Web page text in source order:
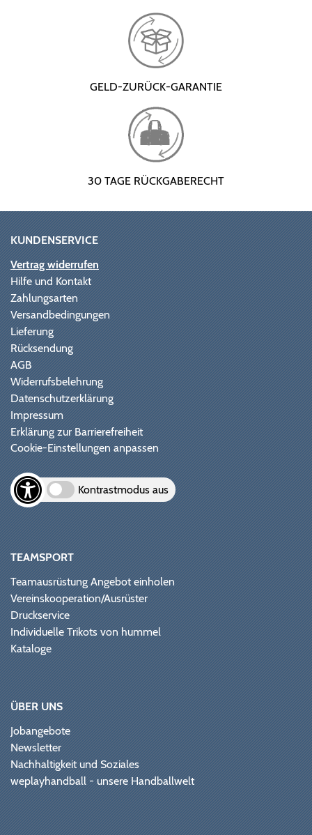
GELD-ZURÜCK-GARANTIE
30 TAGE RÜCKGABERECHT
KUNDENSERVICE
Vertrag widerrufen
Hilfe und Kontakt
Zahlungsarten
Versandbedingungen
Lieferung
Rücksendung
AGB
Widerrufsbelehrung
Datenschutzerklärung
Impressum
Erklärung zur Barrierefreiheit
Cookie-Einstellungen anpassen
Kontrastmodus aus
TEAMSPORT
Teamausrüstung Angebot einholen
Vereinskooperation/Ausrüster
Druckservice
Individuelle Trikots von hummel
Kataloge
ÜBER UNS
Jobangebote
Newsletter
Nachhaltigkeit und Soziales
weplayhandball - unsere Handballwelt